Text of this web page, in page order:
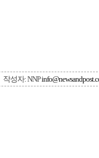
작성자: NNP